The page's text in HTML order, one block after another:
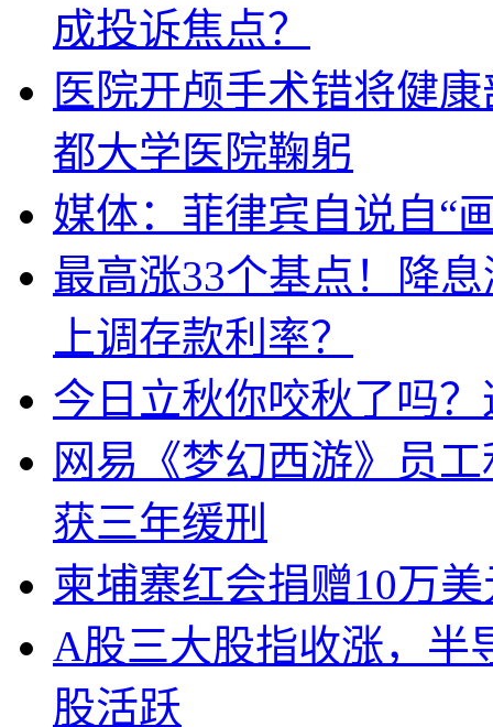
成投诉焦点？
医院开颅手术错将健
都大学医院鞠躬
媒体：菲律宾自说自“
最高涨33个基点！降
上调存款利率？
今日立秋你咬秋了吗
网易《梦幻西游》员
获三年缓刑
柬埔寨红会捐赠10万
A股三大股指收涨，半
股活跃